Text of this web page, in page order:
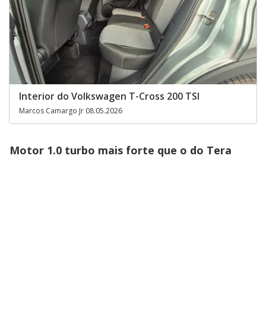
Interior do Volkswagen T-Cross 200 TSI
Marcos Camargo Jr 08.05.2026
Motor 1.0 turbo mais forte que o do Tera